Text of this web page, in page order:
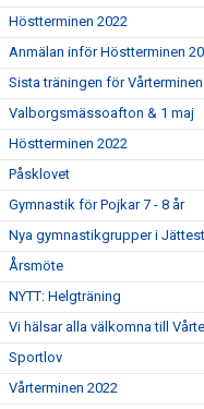
Höstterminen 2022
Anmälan inför Höstterminen
Sista träningen för
Valborgsmässoafton & 1 maj
Höstterminen 2022
Påsklovet
Gymnastik för Pojkar 7 - 8 år
Nya gymnastikgrupper i
Årsmöte
NYTT: Helgträning
Vi hälsar alla välkomna till
Sportlov
Vårterminen 2022